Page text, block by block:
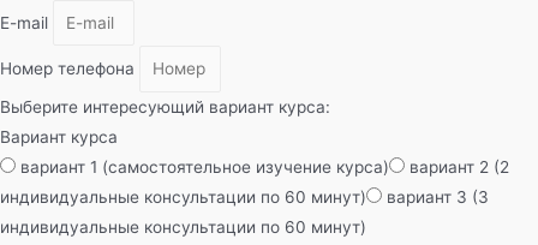
E-mail
Номер телефона
Выберите интересующий вариант курса:
Вариант курса
вариант 1 (самостоятельное изучение курса)
вариант 2 (2
индивидуальные консультации по 60 минут)
вариант 3 (3
индивидуальные консультации по 60 минут)